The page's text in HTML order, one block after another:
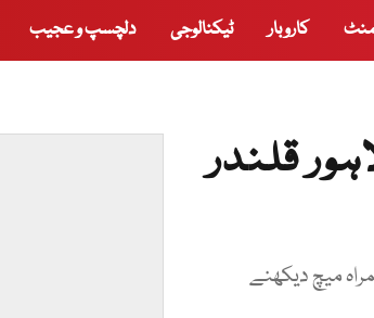
کاروبار ٹیکنالوجی دلچسپ و عجیب
قلندر
میچ دیکھنے